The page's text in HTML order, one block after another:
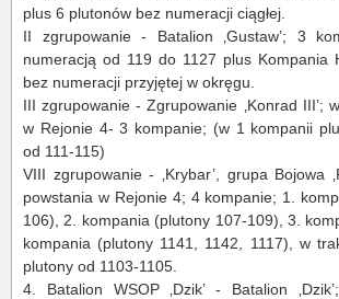
plus 6 plutonów bez numeracji ciągłej.
II zgrupowanie - Batalion ‚Gustaw’; 3
numeracją od 119 do 1127 plus Kompania
bez numeracji przyjętej w okręgu.
III zgrupowanie - Zgrupowanie ‚Konrad III’;
w Rejonie 4- 3 kompanie; (w 1 kompanii
od 111-115)
VIII zgrupowanie - ‚Krybar’, grupa Bojowa
powstania w Rejonie 4; 4 kompanie; 1.
106), 2. kompania (plutony 107-109), 3.
kompania (plutony 1141, 1142, 1117), w
plutony od 1103-1105.
4. Batalion WSOP ‚Dzik’ - Batalion